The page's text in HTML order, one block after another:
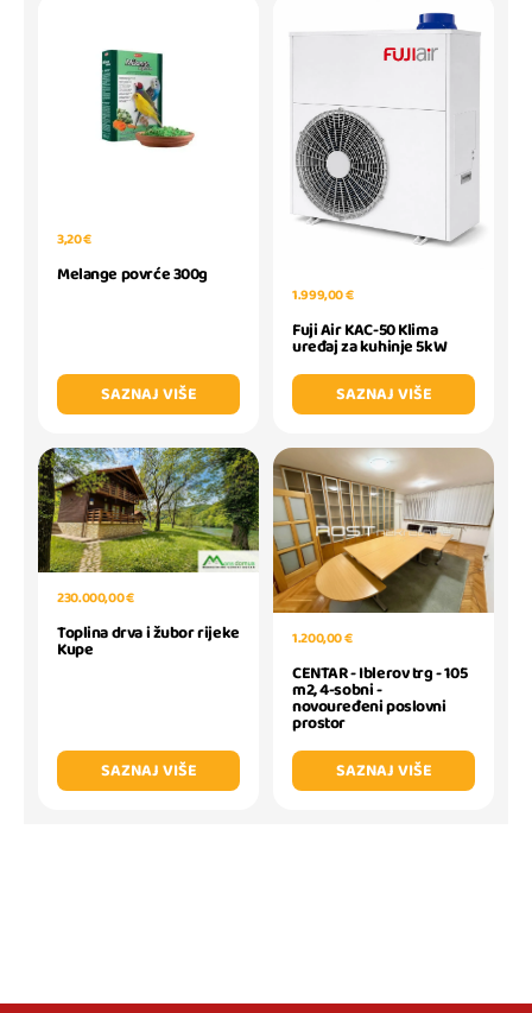
3,20 €
Melange povrće 300g
SAZNAJ VIŠE
1.999,00 €
Fuji Air KAC-50 Klima
uređaj za kuhinje 5kW
SAZNAJ VIŠE
230.000,00 €
Toplina drva i žubor rijeke
Kupe
SAZNAJ VIŠE
1.200,00 €
CENTAR - Iblerov trg - 105
m2, 4-sobni -
novouređeni poslovni
prostor
SAZNAJ VIŠE